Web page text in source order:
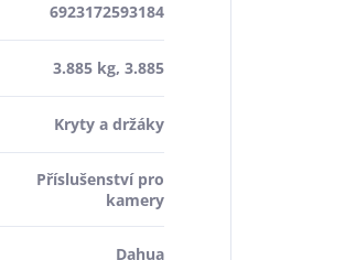
6923172593184
3.885 kg, 3.885
Kryty a držáky
Příslušenství pro
kamery
Dahua